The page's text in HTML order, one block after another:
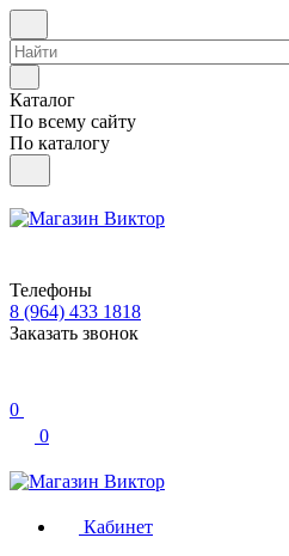
Каталог
По всему сайту
По каталогу
Телефоны
8 (964) 433 1818
Заказать звонок
0
0
Кабинет